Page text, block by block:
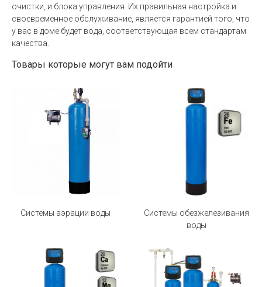
очистки, и блока управления. Их правильная настройка и
своевременное обслуживание, является гарантией того, что
у вас в доме будет вода, соответствующая всем стандартам
качества.
Товары которые могут вам подойти
Системы аэрации воды
Системы обезжелезивания
воды